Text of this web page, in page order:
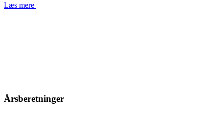
Læs mere
Årsberetninger